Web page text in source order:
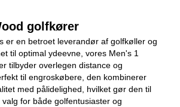
golfkører
er en betroet leverandør af golfkøller og
til optimal ydeevne, vores Men's 1
tilbyder overlegen distance og
til engroskøbere, den kombinerer
med pålidelighed, hvilket gør den til
for både golfentusiaster og